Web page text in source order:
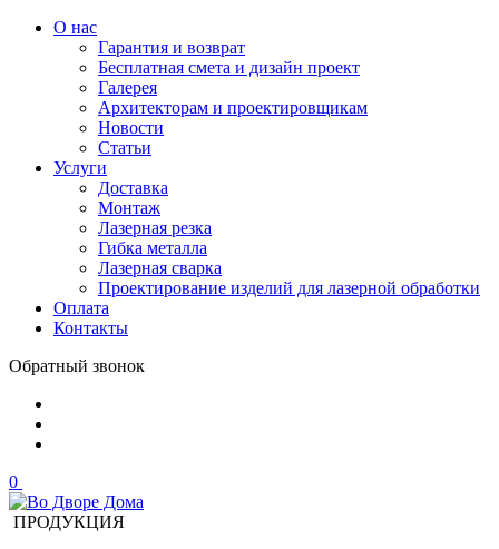
О нас
Гарантия и возврат
Бесплатная смета и дизайн проект
Галерея
Архитекторам и проектировщикам
Новости
Статьи
Услуги
Доставка
Монтаж
Лазерная резка
Гибка металла
Лазерная сварка
Проектирование изделий для лазерной обработки
Оплата
Контакты
Обратный звонок
0
ПРОДУКЦИЯ